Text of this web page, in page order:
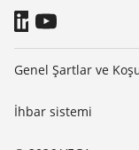
Genel Şartlar ve
İhbar sistemi